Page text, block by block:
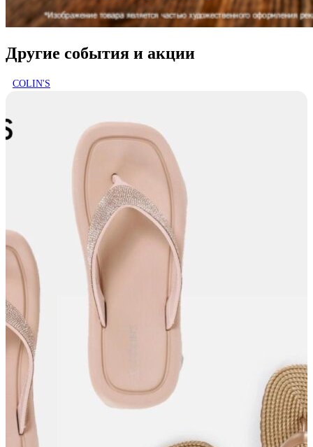
Другие события и акции
COLIN'S